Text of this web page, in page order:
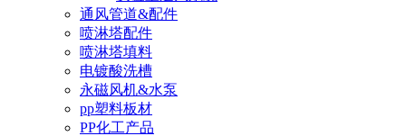
通风管道&配件
喷淋塔配件
喷淋塔填料
电镀酸洗槽
永磁风机&水泵
pp塑料板材
PP化工产品